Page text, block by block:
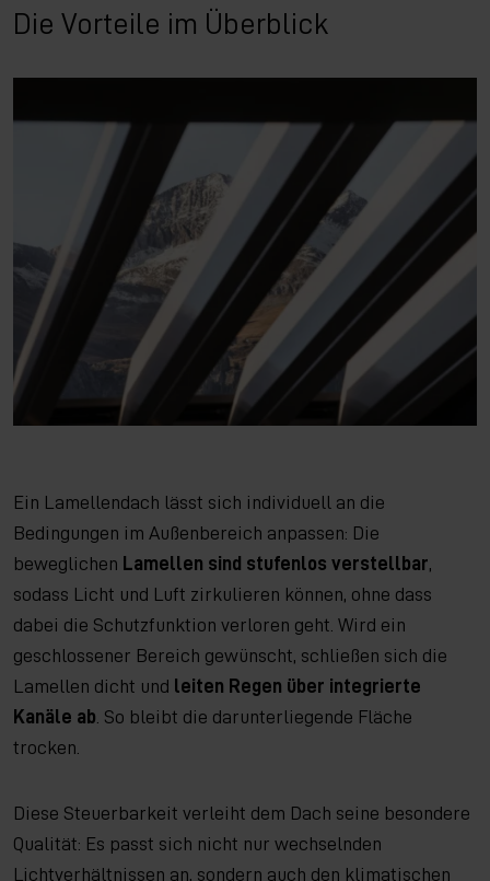
Die Vorteile im Überblick
Ein Lamellendach lässt sich individuell an die
Bedingungen im Außenbereich anpassen: Die
beweglichen Lamellen sind stufenlos verstellbar,
sodass Licht und Luft zirkulieren können, ohne dass
dabei die Schutzfunktion verloren geht. Wird ein
geschlossener Bereich gewünscht, schließen sich die
Lamellen dicht und leiten Regen über integrierte
Kanäle ab . So bleibt die darunterliegende Fläche
trocken.
Diese Steuerbarkeit verleiht dem Dach seine besondere
Qualität: Es passt sich nicht nur wechselnden
Lichtverhältnissen an, sondern auch den klimatischen